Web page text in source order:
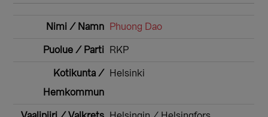
Phuong Dao
RKP
Helsinki